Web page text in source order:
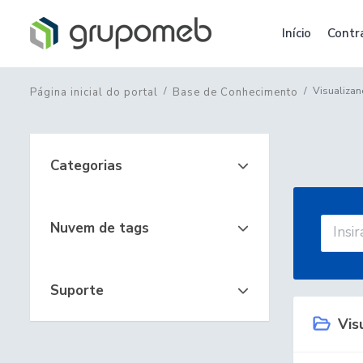
Início
Página inicial do portal Base de Conhecimento
Categorias
Nuvem de tags
Suporte